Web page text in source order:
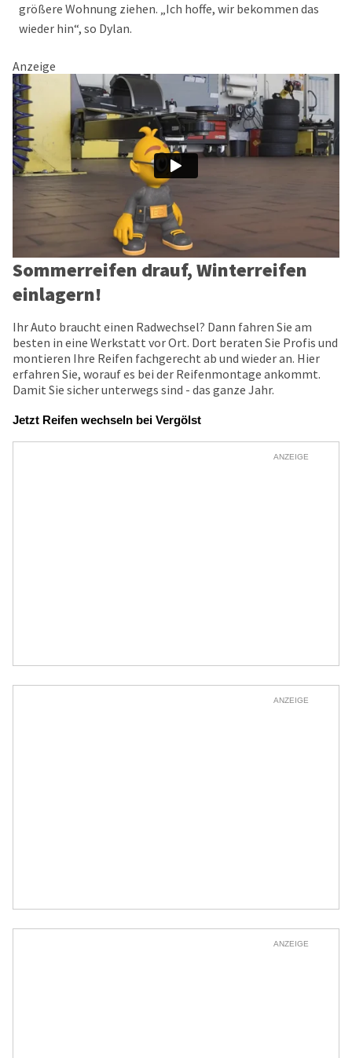
größere Wohnung ziehen. „Ich hoffe, wir bekommen das
wieder hin“, so Dylan.
Anzeige
Sommerreifen drauf, Winterreifen
einlagern!
Ihr Auto braucht einen Radwechsel? Dann fahren Sie am
besten in eine Werkstatt vor Ort. Dort beraten Sie Profis und
montieren Ihre Reifen fachgerecht ab und wieder an. Hier
erfahren Sie, worauf es bei der Reifenmontage ankommt.
Damit Sie sicher unterwegs sind - das ganze Jahr.
Jetzt Reifen wechseln bei Vergölst
ANZEIGE
ANZEIGE
ANZEIGE